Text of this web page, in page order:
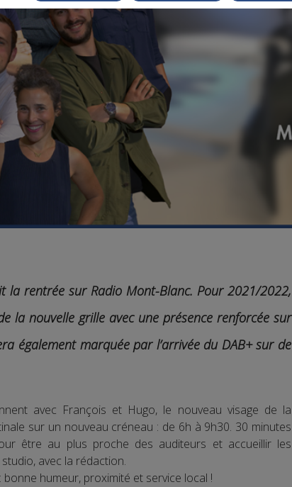
la rentrée sur Radio Mont-Blanc. Pour 2021/2022,
la nouvelle grille avec une présence renforcée sur
également marquée par l’arrivée du DAB+ sur de
avec François et Hugo, le nouveau visage de la
sur un nouveau créneau : de 6h à 9h30. 30 minutes
être au plus proche des auditeurs et accueillir les
avec la rédaction.
humeur, proximité et service local !